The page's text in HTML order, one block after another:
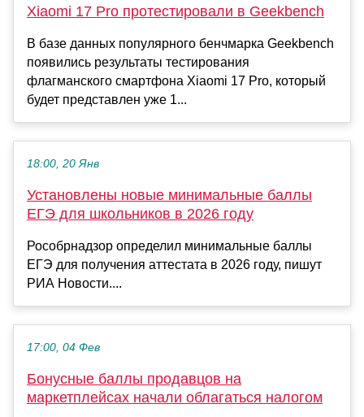
Xiaomi 17 Pro протестировали в Geekbench
В базе данных популярного бенчмарка Geekbench
появились результаты тестирования
флагманского смартфона Xiaomi 17 Pro, который
будет представлен уже 1...
18:00, 20 Янв
Установлены новые минимальные баллы
ЕГЭ для школьников в 2026 году
Рособрнадзор определил минимальные баллы
ЕГЭ для получения аттестата в 2026 году, пишут
РИА Новости....
17:00, 04 Фев
Бонусные баллы продавцов на
маркетплейсах начали облагаться налогом